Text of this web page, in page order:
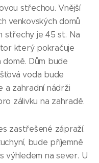
střechou. Vnější
venkovských domů
střechy je 45 st. Na
který pokračuje
Dům bude
voda bude
a zahradní nádrži
zálivku na zahradě.
zastřešené zápraží.
bude příjemně
výhledem na sever. U